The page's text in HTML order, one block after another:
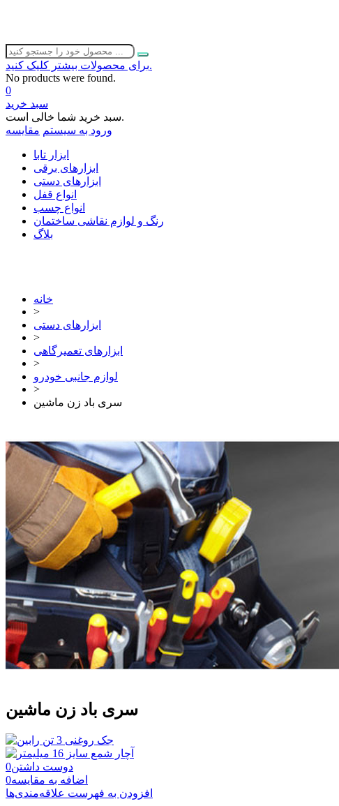
برای محصولات بیشتر کلیک کنید.
No products were found.
0
سبد خرید
سبد خرید شما خالی است.
ورود به سیستم مقایسه
ابزار تابا
ابزارهای برقی
ابزارهای دستی
انواع قفل
انواع چسب
رنگ و لوازم نقاشی ساختمان
بلاگ
خانه
>
ابزارهای دستی
>
ابزارهای تعمیرگاهی
>
لوازم جانبی خودرو
>
سری باد زن ماشین
سری باد زن ماشین
دوست داشتن0
اضافه به مقایسه0
افزودن به فهرست علاقه‌مندی‌ها